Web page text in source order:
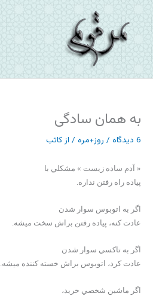
پرش
به
محتوا
به همان سادگی
6 دیدگاه / روز+مره / از کاتب
« آدم ساده زيست » مشكلي با
پياده راه رفتن نداره.
اگر به اتوبوس سوار شدن
عادت كنه، پياده رفتن براش سخت ميشه.
اگر به تاكسي سوار شدن
عادت كرد، اتوبوس براش خسته كننده ميشه.
اگر ماشين شخصي خريد،